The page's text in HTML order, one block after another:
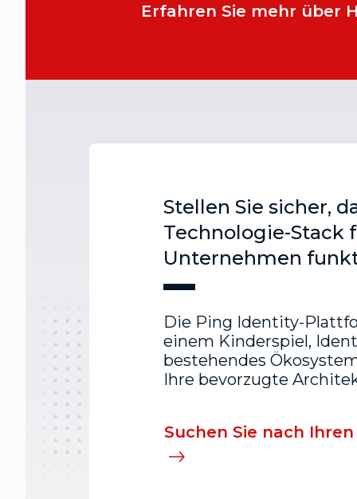
Erfahren Sie mehr über
Stellen Sie sicher,
Technologie-Stack
Unternehmen
Die Ping Identity-
einem Kinderspiel,
bestehendes
Ihre bevorzugte
Suchen Sie nach